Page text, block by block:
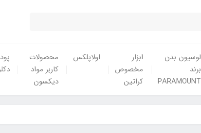
لوسیون بدن
برند
PARAMOUNT
ابزار
مخصوص
کراتین
اولاپلکس
محصولات
کاربر مواد
دیکسون